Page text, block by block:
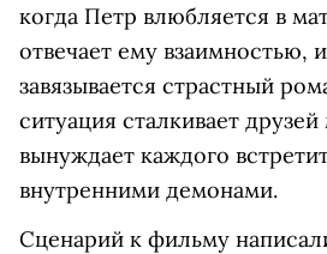
когда Петр влюбляется в
отвечает ему взаимностью,
завязывается страстный
ситуация сталкивает
вынуждает каждого
внутренними демонами.
Сценарий к фильму